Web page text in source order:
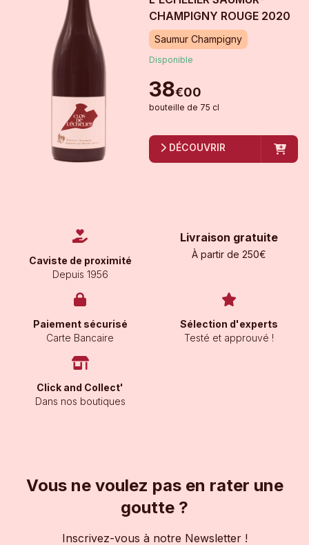
CHAMPIGNY ROUGE 2020
Saumur Champigny
Disponible
38€00
bouteille de 75 cl
DÉCOUVRIR
Caviste de proximité
Depuis 1956
Livraison gratuite
À partir de 250€
Paiement sécurisé
Carte Bancaire
Sélection d'experts
Testé et approuvé !
Click and Collect'
Dans nos boutiques
Vous ne voulez pas en rater une
goutte ?
Inscrivez-vous à notre Newsletter !